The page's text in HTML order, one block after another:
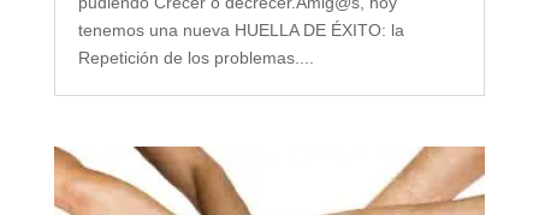
tenemos una nueva HUELLA DE ÉXITO: la
Repetición de los problemas....